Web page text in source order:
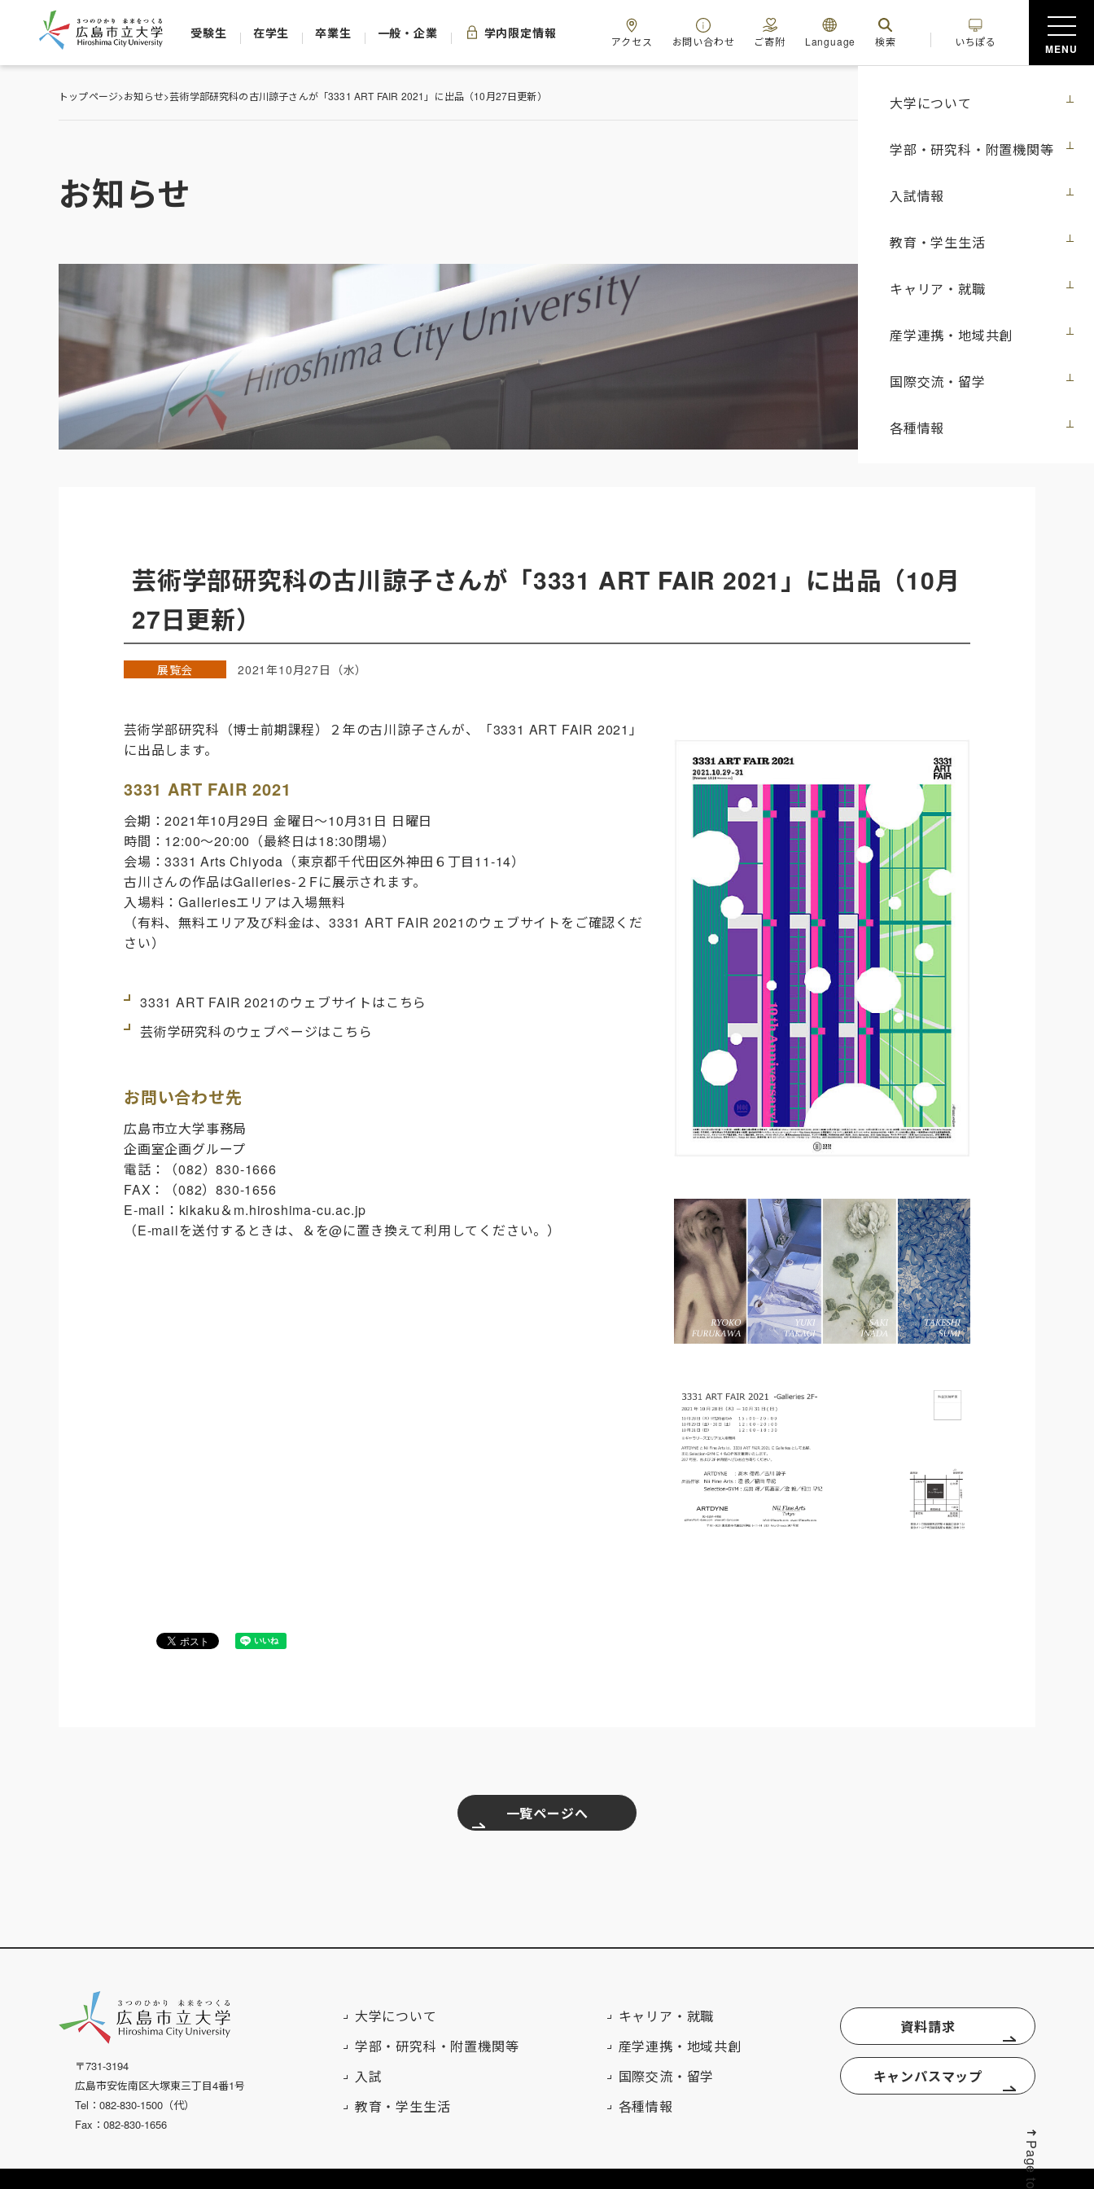
大学について
学部・研究科・附置機関等
入試情報
教育・学生生活
キャリア・就職
産学連携・地域共創
国際交流・留学
各種情報
受験生 在学生 卒業生 一般・企業 学内限定情報
アクセス お問い合わせ ご寄附 Language 検索 いちぽる
MENU
トップページ>お知らせ>芸術学部研究科の古川諒子さんが「3331 ART FAIR 2021」に出品（10月27日更新）
お知らせ
芸術学部研究科の古川諒子さんが「3331 ART FAIR 2021」に出品（10月
27日更新）
展覧会 2021年10月27日（水）
芸術学部研究科（博士前期課程）２年の古川諒子さんが、「3331 ART FAIR 2021」
に出品します。
3331 ART FAIR 2021
会期：2021年10月29日 金曜日〜10月31日 日曜日
時間：12:00〜20:00（最終日は18:30閉場）
会場：3331 Arts Chiyoda （東京都千代田区外神田６丁目11-14）
古川さんの作品はGalleries-２Fに展示されます。
入場料：Galleriesエリアは入場無料
（有料、無料エリア及び料金は、3331 ART FAIR 2021のウェブサイトをご確認くだ
さい）
3331 ART FAIR 2021のウェブサイトはこちら
芸術学研究科のウェブページはこちら
お問い合わせ先
広島市立大学事務局
企画室企画グループ
電話：（082）830-1666
FAX：（082）830-1656
E-mail：kikaku＆m.hiroshima-cu.ac.jp
（E-mailを送付するときは、＆を@に置き換えて利用してください。）
一覧ページへ
〒731-3194
広島市安佐南区大塚東三丁目4番1号
Tel：082-830-1500（代）
Fax：082-830-1656
大学について
学部・研究科・附置機関等
入試
教育・学生生活
キャリア・就職
産学連携・地域共創
国際交流・留学
各種情報
資料請求
キャンパスマップ
Page top